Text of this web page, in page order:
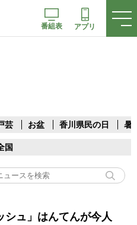
番組表 アプリ
芸 お盆 香川県民の日 暑
国
シュ」はんてんが今人